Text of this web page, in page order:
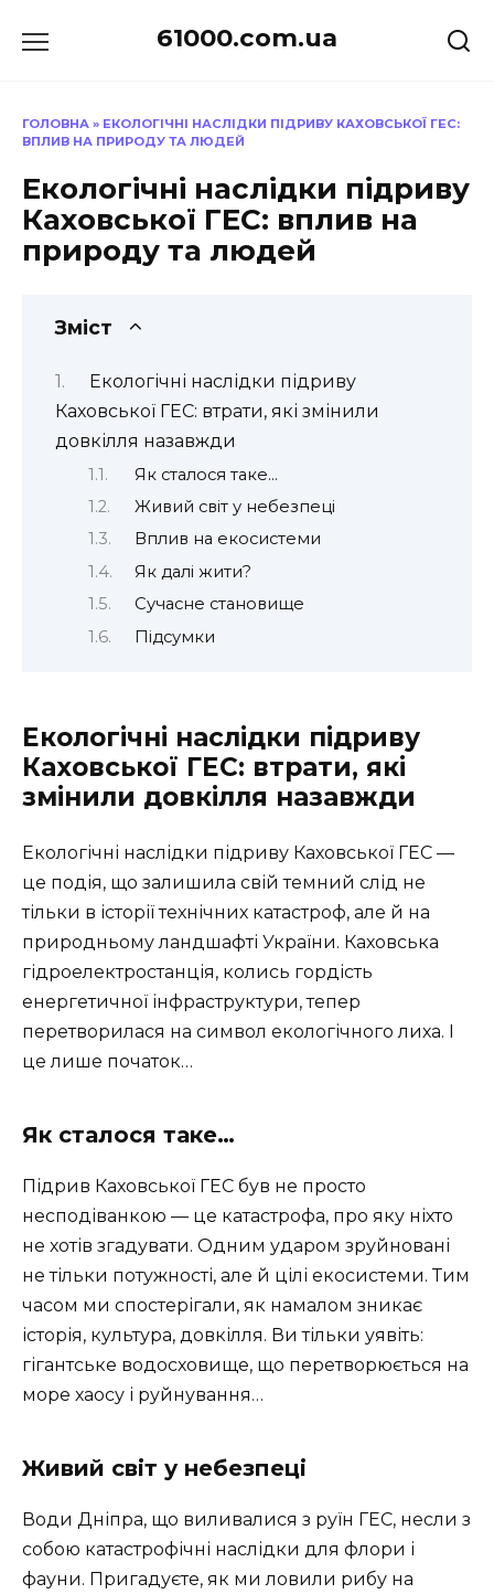
до
61000.com.ua
ГОЛОВНА » ЕКОЛОГІЧНІ НАСЛІДКИ ПІДРИВУ КАХОВСЬКОЇ ГЕС:
ВПЛИВ НА ПРИРОДУ ТА ЛЮДЕЙ
Екологічні наслідки підриву
Каховської ГЕС: вплив на
природу та людей
Зміст
Екологічні наслідки підриву
Каховської ГЕС: втрати, які змінили
довкілля назавжди
Як сталося таке…
Живий світ у небезпеці
Вплив на екосистеми
Як далі жити?
Сучасне становище
Підсумки
Екологічні наслідки підриву
Каховської ГЕС: втрати, які
змінили довкілля назавжди
Екологічні наслідки підриву Каховської ГЕС —
це подія, що залишила свій темний слід не
тільки в історії технічних катастроф, але й на
природньому ландшафті України. Каховська
гідроелектростанція, колись гордість
енергетичної інфраструктури, тепер
перетворилася на символ екологічного лиха. І
це лише початок…
Як сталося таке…
Підрив Каховської ГЕС був не просто
несподіванкою — це катастрофа, про яку ніхто
не хотів згадувати. Одним ударом зруйновані
не тільки потужності, але й цілі екосистеми. Тим
часом ми спостерігали, як намалом зникає
історія, культура, довкілля. Ви тільки уявіть:
гігантське водосховище, що перетворюється на
море хаосу і руйнування…
Живий світ у небезпеці
Води Дніпра, що виливалися з руїн ГЕС, несли з
собою катастрофічні наслідки для флори і
фауни. Пригадуєте, як ми ловили рибу на